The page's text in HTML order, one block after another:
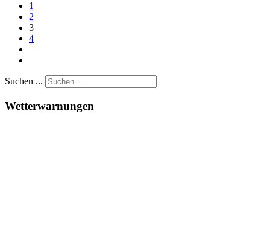
1
2
3
4
Suchen ...
Wetterwarnungen